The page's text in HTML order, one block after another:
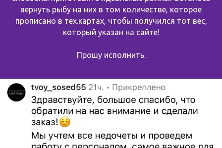
вернуть рыбу на них в том количестве, которое
прописано в тех.картах, чтобы получился тот вес,
который указан на сайте!
Прошу исполнить.